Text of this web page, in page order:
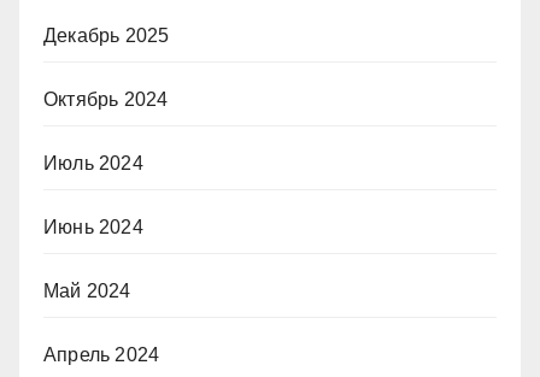
Декабрь 2025
Октябрь 2024
Июль 2024
Июнь 2024
Май 2024
Апрель 2024